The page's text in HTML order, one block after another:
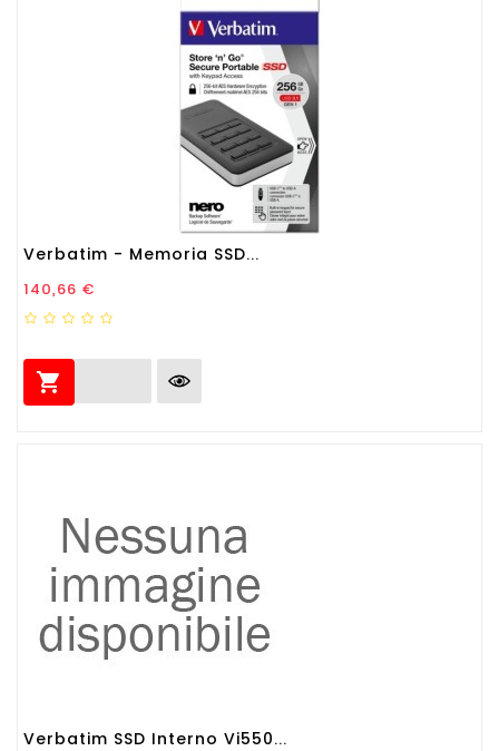
Verbatim - Memoria SSD...
Prezzo
140,66 €

Verbatim SSD Interno Vi550...